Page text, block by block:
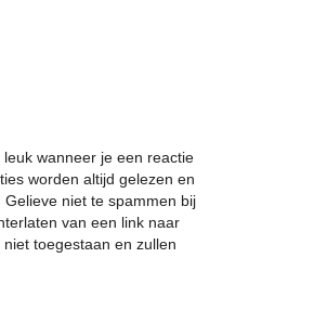
wanneer je een reactie
worden altijd gelezen en
niet te spammen bij
van een link naar
toegestaan en zullen